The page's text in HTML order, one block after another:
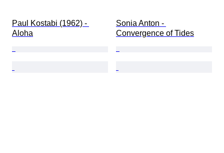
Paul Kostabi (1962) -
Aloha
Sonia Anton -
Convergence of Tides